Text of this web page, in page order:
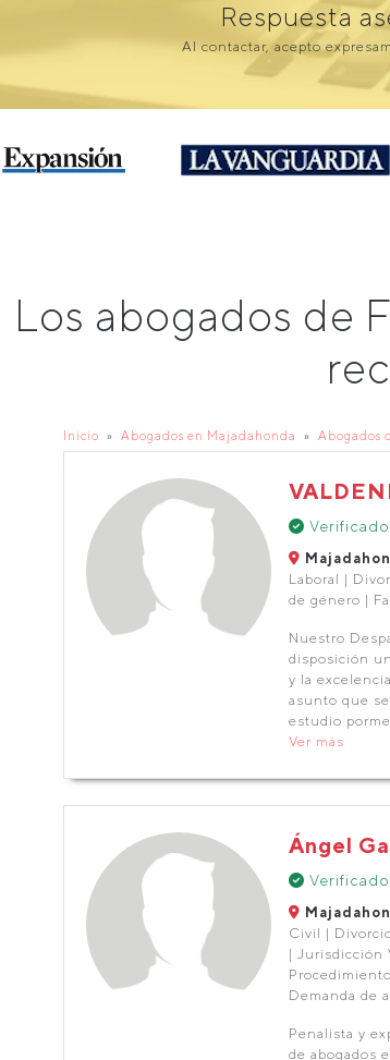
Respuesta
Al contactar, acepto
Los abogados de
Inicio Abogados en Majadahonda Abogados
Verificado
Laboral |
de género |
Nuestro
disposición
y la
asunto que
estudio
Ver más
Ángel
Verificado
Civil |
| Jurisdicción
Demanda de
Penalista y
de abogados